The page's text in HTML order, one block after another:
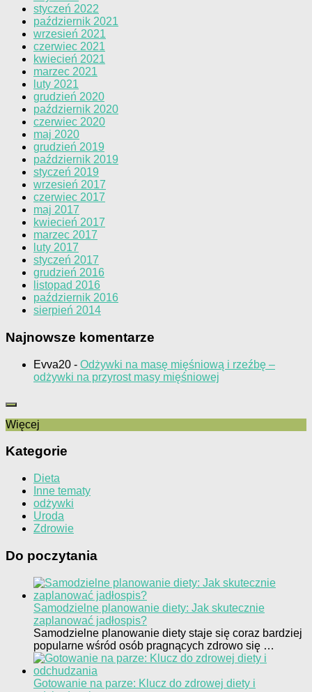
styczeń 2022
październik 2021
wrzesień 2021
czerwiec 2021
kwiecień 2021
marzec 2021
luty 2021
grudzień 2020
październik 2020
czerwiec 2020
maj 2020
grudzień 2019
październik 2019
styczeń 2019
wrzesień 2017
czerwiec 2017
maj 2017
kwiecień 2017
marzec 2017
luty 2017
styczeń 2017
grudzień 2016
listopad 2016
październik 2016
sierpień 2014
Najnowsze komentarze
Evva20 - Odżywki na masę mięśniową i rzeźbę –
odżywki na przyrost masy mięśniowej
Więcej
Kategorie
Dieta
Inne tematy
odżywki
Uroda
Zdrowie
Do poczytania
Samodzielne planowanie diety: Jak skutecznie
zaplanować jadłospis?
Samodzielne planowanie diety staje się coraz bardziej
popularne wśród osób pragnących zdrowo się …
Gotowanie na parze: Klucz do zdrowej diety i